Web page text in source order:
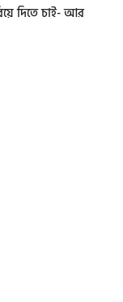
দিতে চাই- আর